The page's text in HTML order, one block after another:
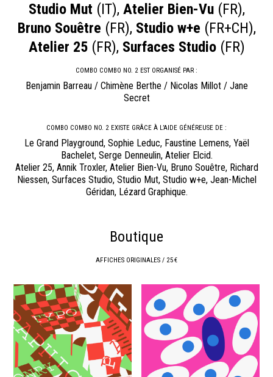
Studio Mut (IT), Atelier Bien-Vu(FR),
Bruno Souêtre (FR), Studio w+e (FR+CH),
Atelier 25(FR), Surfaces Studio(FR)
COMBO COMBO NO. 2 EST ORGANISÉ PAR :
Benjamin Barreau / Chimène Berthe / Nicolas Millot / Jane
Secret
COMBO COMBO NO. 2 EXISTE GRÂCE À L’AIDE GÉNÉREUSE DE :
Le Grand Playground, Sophie Leduc, Faustine Lemens, Yaël
Bachelet, Serge Denneulin, Atelier Elcid.
Atelier 25, Annik Troxler, Atelier Bien-Vu, Bruno Souêtre, Richard
Niessen, Surfaces Studio, Studio Mut, Studio w+e, Jean-Michel
Géridan, Lézard Graphique.
Boutique
AFFICHES ORIGINALES / 25 €